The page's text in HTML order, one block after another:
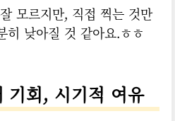
모르지만, 직접 찍는 것만
히 낮아질 것 같아요.ㅎㅎ
기회, 시기적 여유